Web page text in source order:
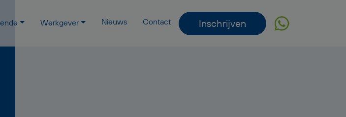
Werkgever Nieuws Contact Inschrijven